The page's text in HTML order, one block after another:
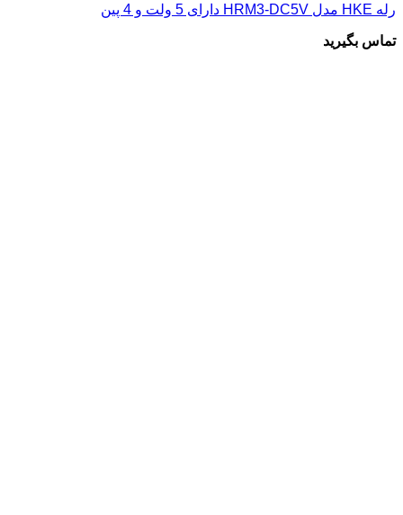
رله HKE مدل HRM3-DC5V دارای 5 ولت و 4 پین
تماس بگیرید